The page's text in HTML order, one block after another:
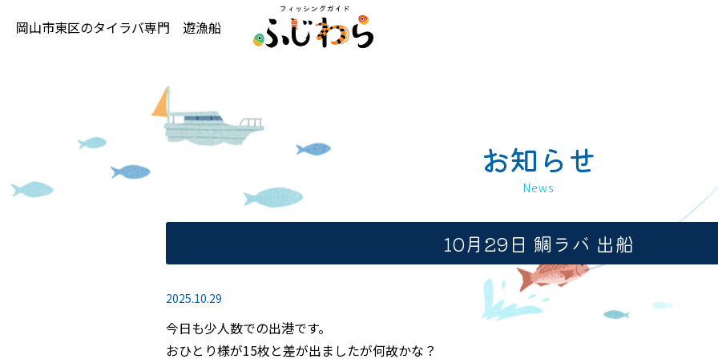
岡山市東区のタイラバ専門 遊漁船
お知らせ
News
10月29日 鯛ラバ 出船
2025.10.29
今日も少人数での出港です。
おひとり様が15枚と差が出ましたが何故かな？